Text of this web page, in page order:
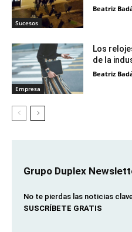
Sucesos
Beatriz
Empresa
Los
de la
Beatriz
Grupo Duplex
No te pierdas las noticias
SUSCRÍBETE GRATIS